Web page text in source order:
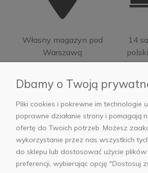
Własny magazyn pod
Warszawą
14
Moje konto
Informacje
Dbamy o Twoją
Pliki cookies i pokrewne im technologie
poprawne działanie strony i pomagają
ofertę do Twoich potrzeb. Możesz
wykorzystanie przez nas wszystkich
do sklepu lub dostosować użycie
preferencji, wybierając opcję "Dostosuj